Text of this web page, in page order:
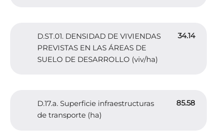
D.ST.01. DENSIDAD DE VIVIENDAS
PREVISTAS EN LAS ÁREAS DE
SUELO DE DESARROLLO (viv/ha)
34.14
D.17.a. Superficie infraestructuras
de transporte (ha)
85.58